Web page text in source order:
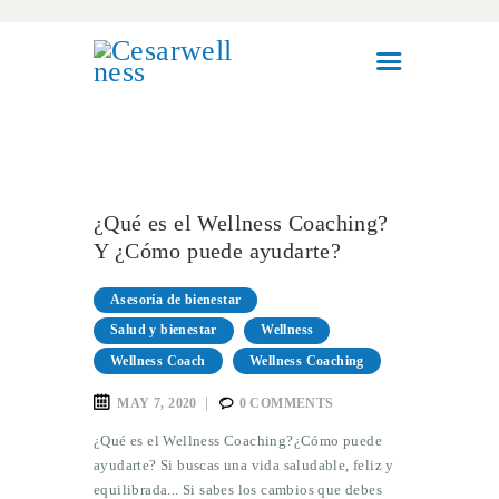
WELLNESS COACHING
CORPORATE WELLNESS
CONTACT
¿Qué es el Wellness Coaching?
Y ¿Cómo puede ayudarte?
Asesoría de bienestar
Salud y bienestar
Wellness
Wellness Coach
Wellness Coaching
MAY 7, 2020 0 COMMENTS
¿Qué es el Wellness Coaching?¿Cómo puede
ayudarte? Si buscas una vida saludable, feliz y
equilibrada... Si sabes los cambios que debes